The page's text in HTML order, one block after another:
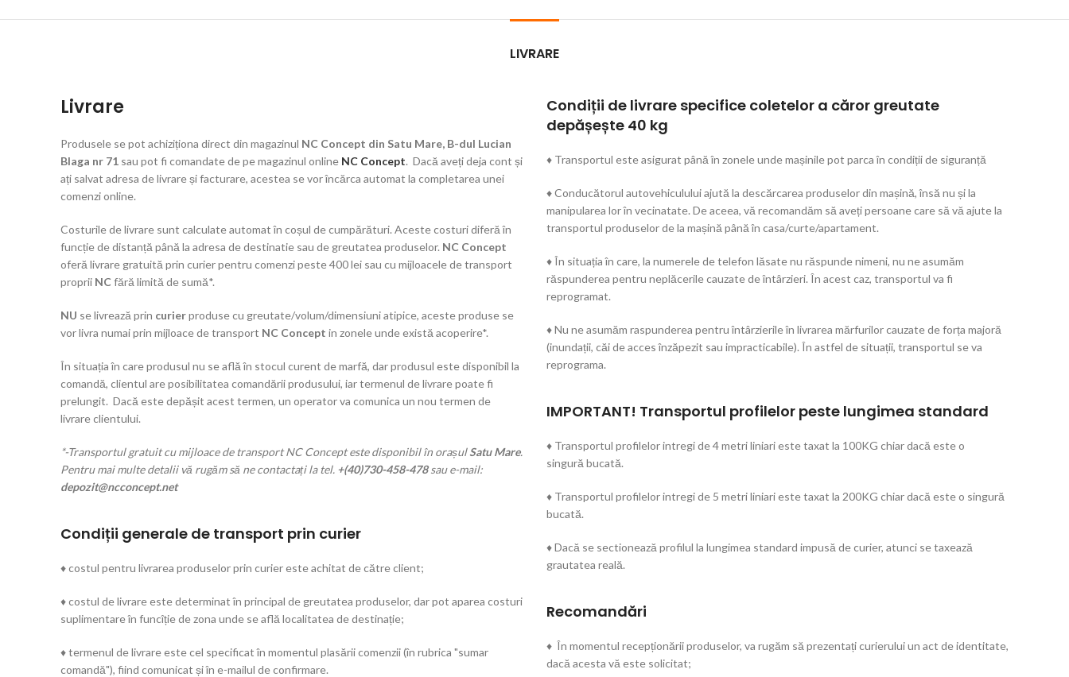
LIVRARE
Livrare
Produsele se pot achiziționa direct din magazinul NC Concept din Satu Mare, B-dul Lucian
Blaga nr 71 sau pot fi comandate de pe magazinul online NC Concept. Dacă aveți deja cont și
ați salvat adresa de livrare și facturare, acestea se vor încărca automat la completarea unei
comenzi online.
Costurile de livrare sunt calculate automat în coșul de cumpărături. Aceste costuri diferă în
funcție de distanță până la adresa de destinatie sau de greutatea produselor. NC Concept
oferă livrare gratuită prin curier pentru comenzi peste 400 lei sau cu mijloacele de transport
proprii NC fără limită de sumă*.
NU se livrează prin curierproduse cu greutate/volum/dimensiuni atipice, aceste produse se
vor livra numai prin mijloace de transport NC Concept in zonele unde există acoperire*.
În situația în care produsul nu se află în stocul curent de marfă, dar produsul este disponibil la
comandă, clientul are posibilitatea comandării produsului, iar termenul de livrare poate fi
prelungit. Dacă este depășit acest termen, un operator va comunica un nou termen de
livrare clientului.
*-Transportul gratuit cu mijloace de transport NC Concept este disponibil în orașulSatu Mare.
Pentru mai multe detalii vă rugăm să ne contactați la tel. +(40)730-458-478sau e-mail:
depozit@ncconcept.net
Condiții generale de transport prin curier
♦ costul pentru livrarea produselor prin curier este achitat de către client;
♦ costul de livrare este determinat în principal de greutatea produselor, dar pot aparea costuri
suplimentare în funcîție de zona unde se află localitatea de destinație;
♦ termenul de livrare este cel specificat în momentul plasării comenzii (în rubrica "sumar
comandă"), fiind comunicat și în e-mailul de confirmare.
Condiții de livrare specifice coletelor a căror greutate
depășește 40 kg
♦ Transportul este asigurat până în zonele unde mașinile pot parca în condiții de siguranță
♦ Conducătorul autovehiculului ajută la descărcarea produselor din mașină, însă nu și la
manipularea lor în vecinatate. De aceea, vă recomandăm să aveți persoane care să vă ajute la
transportul produselor de la mașină până în casa/curte/apartament.
♦ În situația în care, la numerele de telefon lăsate nu răspunde nimeni, nu ne asumăm
răspunderea pentru neplăcerile cauzate de întârzieri. În acest caz, transportul va fi
reprogramat.
♦ Nu ne asumăm raspunderea pentru întârzierile în livrarea mărfurilor cauzate de forța majoră
(inundații, căi de acces înzăpezit sau impracticabile). În astfel de situații, transportul se va
reprograma.
IMPORTANT! Transportul profilelor peste lungimea standard
♦ Transportul profilelor intregi de 4 metri liniari este taxat la 100KG chiar dacă este o
singură bucată.
♦ Transportul profilelor intregi de 5 metri liniari este taxat la 200KG chiar dacă este o singură
bucată.
♦ Dacă se sectionează profilul la lungimea standard impusă de curier, atunci se taxează
grautatea reală.
Recomandări
♦ În momentul recepționării produselor, va rugăm să prezentați curierului un act de identitate,
dacă acesta vă este solicitat;